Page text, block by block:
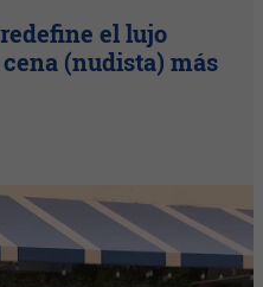
el lujo
(nudista) más